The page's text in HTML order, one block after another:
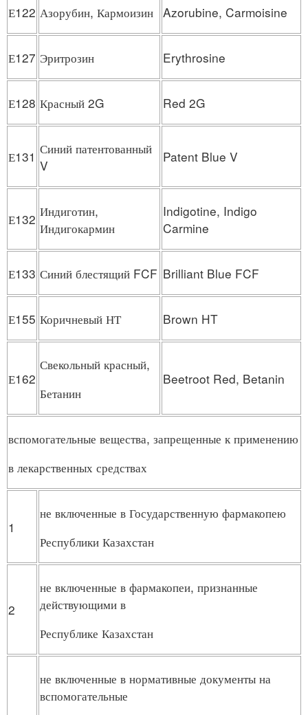
Е122 Азорубин, Кармоизин Azorubine, Carmoisine
Е127 Эритрозин Erythrosine
Е128 Красный 2G Red 2G
Е131 Синий патентованный
V
Patent Blue V
Е132 Индиготин,
Индигокармин
Indigotine, Indigo
Carmine
Е133 Синий блестящий FCF Brilliant Blue FCF
Е155 Коричневый НТ Brown HT
Е162
Свекольный красный,
Бетанин
Beetroot Red, Betanin
вспомогательные вещества, запрещенные к применению
в лекарственных средствах
1
не включенные в Государственную фармакопею
Республики Казахстан
2
не включенные в фармакопеи, признанные
действующими в
Республике Казахстан
не включенные в нормативные документы на
вспомогательные